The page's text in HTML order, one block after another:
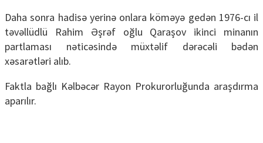
Daha sonra hadisə yerinə onlara köməyə gedən 1976-cı il
təvəllüdlü Rahim Əşrəf oğlu Qaraşov ikinci minanın
partlaması nəticəsində müxtəlif dərəcəli bədən
xəsarətləri alıb.
Faktla bağlı Kəlbəcər Rayon Prokurorluğunda araşdırma
aparılır.